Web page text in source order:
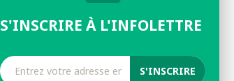
S'INSCRIRE À L'INFOLETTRE